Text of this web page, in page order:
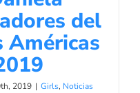
del
Américas
2019 | Girls, Noticias